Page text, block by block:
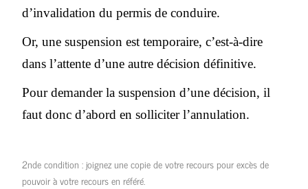
d’invalidation du permis de conduire.
Or, une suspension est temporaire, c’est-à-dire
dans l’attente d’une autre décision définitive.
Pour demander la suspension d’une décision, il
faut donc d’abord en solliciter l’annulation.
2nde condition : joignez une copie de votre recours pour excès de
pouvoir à votre recours en référé.